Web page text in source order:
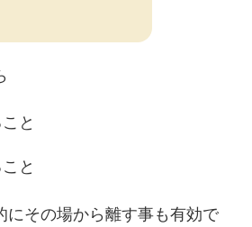
と
と
にその場から離す事も有効で